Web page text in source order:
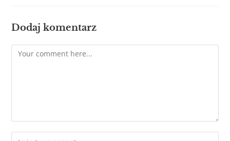
Dodaj komentarz